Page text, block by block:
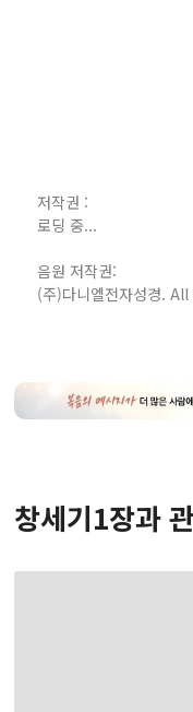
저작권 :
로딩 중...
음원 저작권:
(주)다니엘전자성경.
창세기1장과